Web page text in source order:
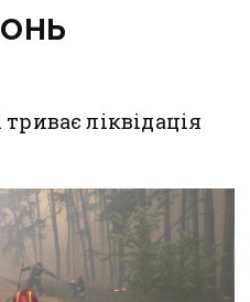
ліквідація